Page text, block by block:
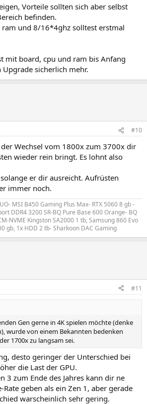
Vorteile sollten sich aber selbst
befinden.
und 8/16*4ghz solltest erstmal
mit board, cpu und ram bis Anfang
sicherlich mehr.
#10
Wechsel vom 1800x zum 3700x dir
wieder rein bringt. Es lohnt also
er dir ausreicht. Aufrüsten
immer noch.
MSI B450 Gaming Plus Max- RTX 5060 8 gb -
DDR4 3200 SR-BQ Pure Base 600 Orange- BQ
NVME Kingston SA2000 1 tb, Samsung 860 Evo
gb, 1x HDD 2 tb- Sharkoon DAC Gaming
#11
Gen gerne in 4K spielen möchte (denke
wurde von einem Bekannten bedenken
1700x zu langsam sei.
desto geringer der Unterschied bei
die Last der GPU.
3 zum Ende des Jahres kann dir ne
Rate geben als ein Zen 1, aber gerade
warscheinlich sehr gering.